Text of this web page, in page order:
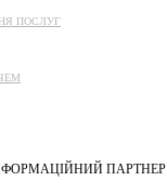
ПОСЛУГ
ПАРТНЕР